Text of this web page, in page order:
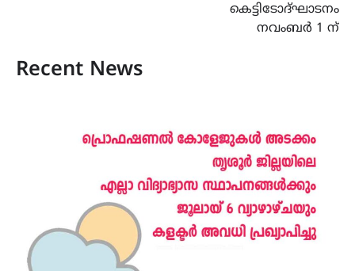
കെട്ടിടോദ്ഘാടനം
നവംബർ 1 ന്
Recent News